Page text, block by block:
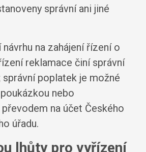
správní ani jiné
na zahájení řízení o
reklamace činí správní
poplatek je možné
nebo
na účet Českého
úřadu.
lhůty pro vyřízení